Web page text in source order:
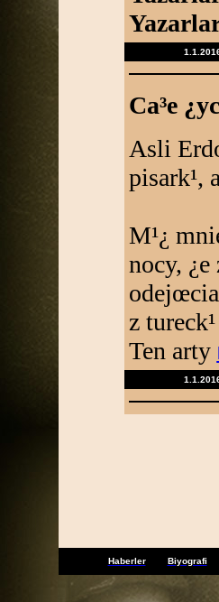
Ca³e
Asli
pisark¹,
M¹¿
nocy, ¿e
z
Ten arty
Haberler Biyografi